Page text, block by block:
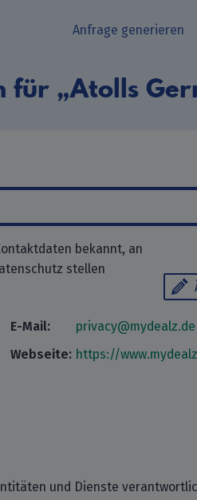
Anfrage generieren
„Atolls
bekannt, an
stellen
E-Mail:
privacy@mydealz.de
Webseite: https://
und Dienste